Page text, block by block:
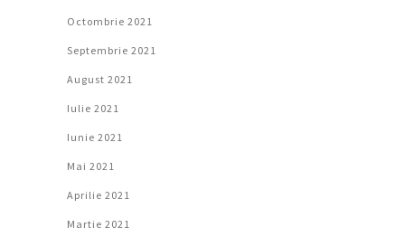
Octombrie 2021
Septembrie 2021
August 2021
Iulie 2021
Iunie 2021
Mai 2021
Aprilie 2021
Martie 2021